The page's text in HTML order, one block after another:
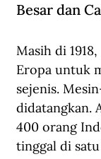
Besar dan
Masih di
Eropa untuk
sejenis.
didatangkan.
400 orang
tinggal di